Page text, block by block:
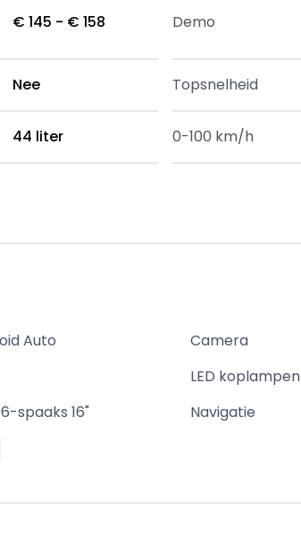
€ 145 - € 158 Demo
Nee Topsnelheid
44 liter 0-100 km/h
Auto
Camera
LED koplampen
spaaks 16"
Navigatie